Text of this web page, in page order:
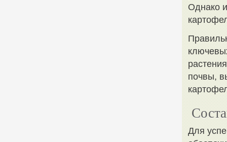
Однако
почвы,
Для